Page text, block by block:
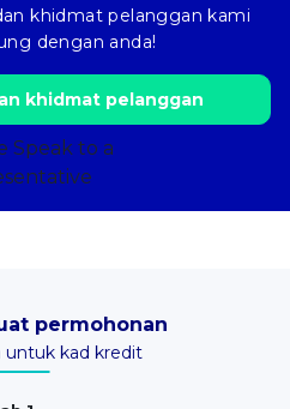
khidmat pelanggan kami
dengan anda!
khidmat pelanggan
permohonan
untuk kad kredit